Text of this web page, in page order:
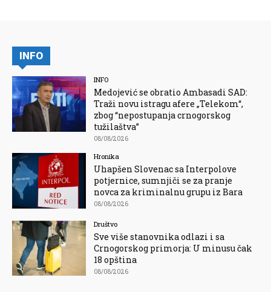
INFO
INFO
Medojević se obratio Ambasadi SAD:
Traži novu istragu afere „Telekom“,
zbog “nepostupanja crnogorskog
tužilaštva”
08/08/2026
Hronika
Uhapšen Slovenac sa Interpolove
potjernice, sumnjiči se za pranje
novca za kriminalnu grupu iz Bara
08/08/2026
Društvo
Sve više stanovnika odlazi i sa
Crnogorskog primorja: U minusu čak
18 opština
08/08/2026